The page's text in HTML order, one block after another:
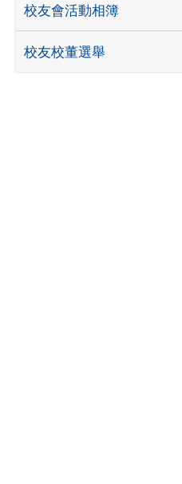
校友會活動相簿
校友校董選舉